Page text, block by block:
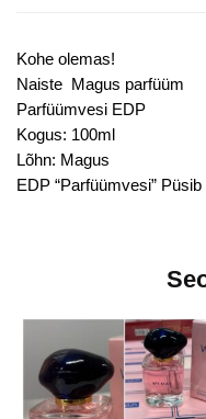
Kohe olemas!
Naiste Magus parfüüm
Parfüümvesi EDP
Kogus: 100ml
Lõhn: Magus
EDP “Parfüümvesi”